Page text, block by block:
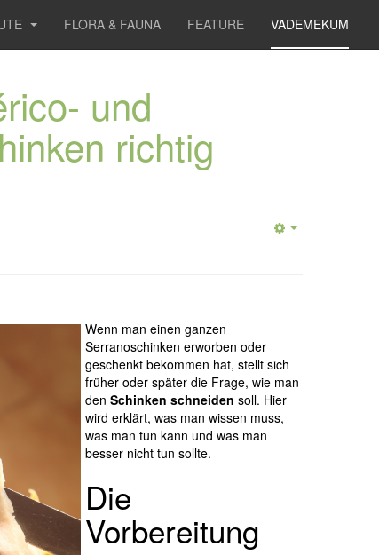
FLORA & FAUNA FEATURE VADEMEKUM
und
richtig
Wenn man einen ganzen
Serranoschinken erworben oder
geschenkt bekommen hat, stellt sich
früher oder später die Frage, wie man
den Schinken schneiden soll. Hier
wird erklärt, was man wissen muss,
was man tun kann und was man
besser nicht tun sollte.
Die
Vorbereitung